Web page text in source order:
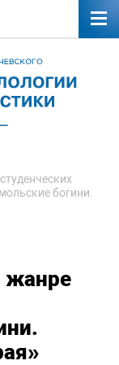
богини.
жанре